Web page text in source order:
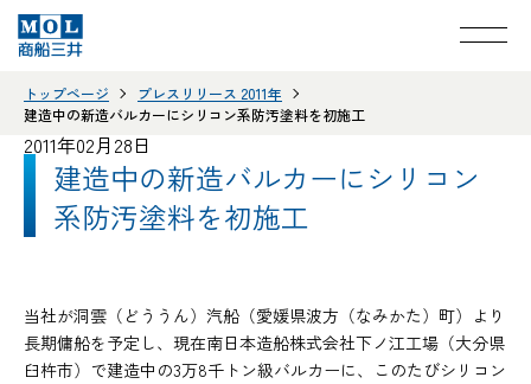
トップページ
プレスリリース 2011年
建造中の新造バルカーにシリコン系防汚塗料を初施工
2011年02月28日
建造中の新造バルカーにシリコン
系防汚塗料を初施工
当社が洞雲（どううん）汽船（愛媛県波方（なみかた）町）より
長期傭船を予定し、現在南日本造船株式会社下ノ江工場（大分県
臼杵市）で建造中の3万8千トン級バルカーに、このたびシリコン